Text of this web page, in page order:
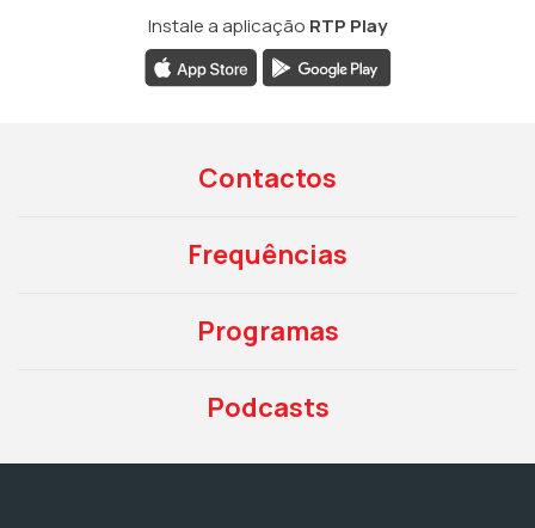
Instale a aplicação RTP Play
Contactos
Frequências
Programas
Podcasts